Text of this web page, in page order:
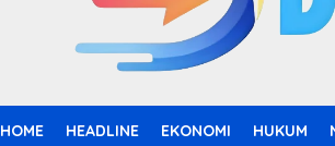
HOME HEADLINE EKONOMI HUKUM